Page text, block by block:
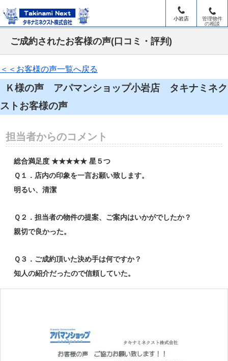
小岩店
管理物件
の相談
ご成約されたお客様の声(口コミ・評判)
＜＜お客様の声一覧へ戻る
Ｋ様の声 アパマンショップ小岩店 タキナミネク
ストお客様の声
担当者からのコメント
総合満足度 ★★★★★ 星５つ
Ｑ１．店内の印象を一言お願い致します。
明るい、清潔
Ｑ２．担当者の物件の提案、ご案内はいかがでしたか？
親切で良かった。
Ｑ３．ご成約頂いた決め手は何ですか？
知人の紹介だったので信頼していた。